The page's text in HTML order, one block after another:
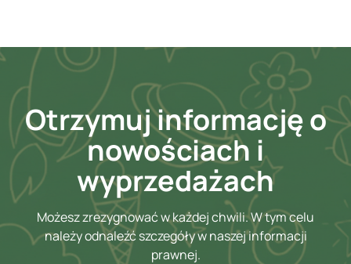
Otrzymuj informację o
nowościach i
wyprzedażach
Możesz zrezygnować w każdej chwili. W tym celu
należy odnaleźć szczegóły w naszej informacji
prawnej.